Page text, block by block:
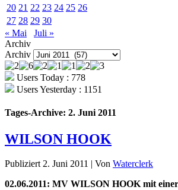
20 21 22 23 24 25 26
27 28 29 30
« Mai
Juli »
Archiv
Archiv
Users Today : 778
Users Yesterday : 1151
Tages-Archive: 2. Juni 2011
WILSON HOOK
Publiziert 2. Juni 2011 | Von Waterclerk
02.06.2011: MV WILSON HOOK mit